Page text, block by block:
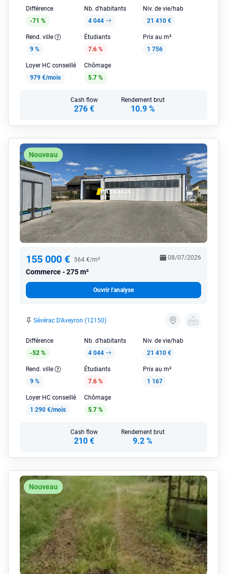
Différence
-71 %
Nb. d'habitants
4 044
Niv. de vie/hab
21 410 €
Rend. ville
9 %
Étudiants
7.6 %
Prix au m²
1 756
Loyer HC conseillé
979 €/mois
Chômage
5.7 %
Cash flow
276 €
Rendement brut
10.9 %
Nouveau
155 000 € 564 €/m²
Commerce 275 m²
08/07/2026
Ouvrir l'analyse
Sévérac D'Aveyron (12150)
Différence
-52 %
Nb. d'habitants
4 044
Niv. de vie/hab
21 410 €
Rend. ville
9 %
Étudiants
7.6 %
Prix au m²
1 167
Loyer HC conseillé
1 290 €/mois
Chômage
5.7 %
Cash flow
210 €
Rendement brut
9.2 %
Nouveau